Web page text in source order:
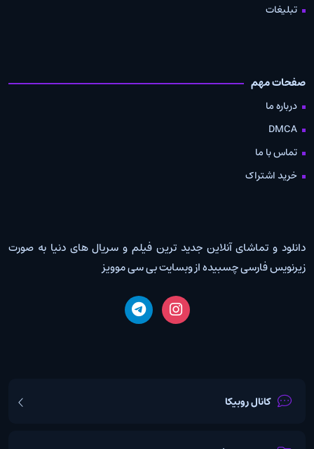
تبلیغات
صفحات مهم
درباره ما
DMCA
تماس با ما
خرید اشتراک
دانلود و تماشای آنلاین جدید ترین فیلم و سریال های دنیا به صورت
زیرنویس فارسی چسبیده از وبسایت بی سی موویز
کانال روبیکا